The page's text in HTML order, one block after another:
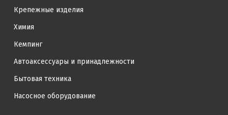
Крепежные изделия
Химия
Кемпинг
Автоаксессуары и принадлежности
Бытовая техника
Насосное оборудование